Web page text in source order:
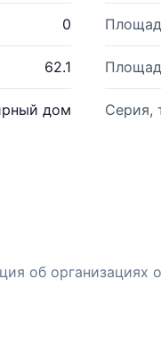
0
62.1
дом Серия,
об организациях